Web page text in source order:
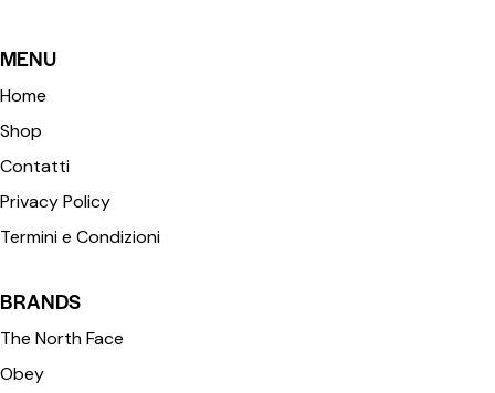
MENU
Home
Shop
Contatti
Privacy Policy
Termini e Condizioni
BRANDS
The North Face
Obey